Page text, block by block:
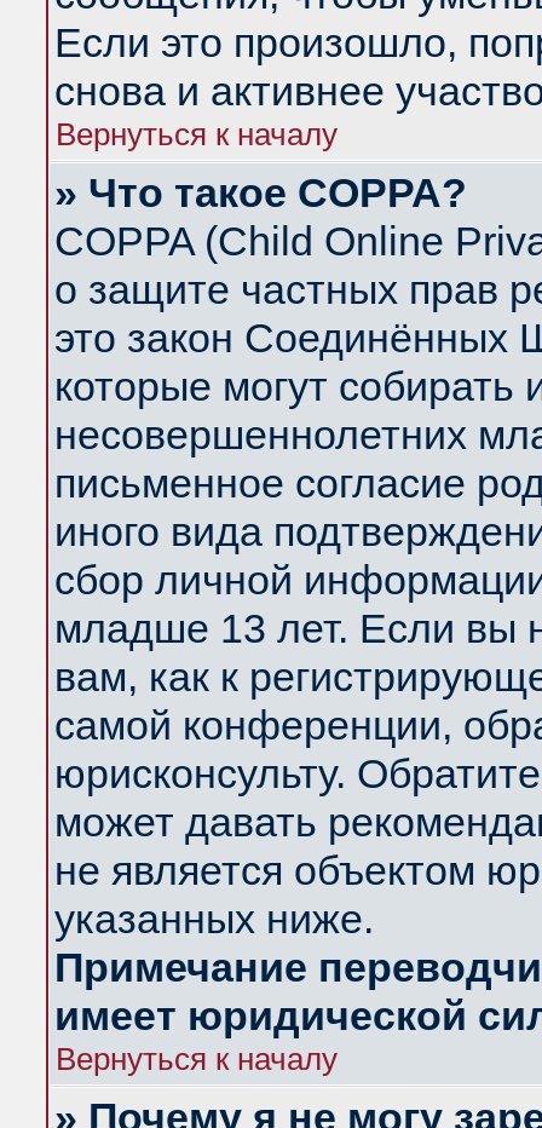
Если это произошло,
снова и активнее
Вернуться к началу
» Что такое COPPA?
COPPA (Child Online
о защите частных прав
это закон Соединённых
которые могут
несовершеннолетних
письменное согласие
иного вида
сбор личной
младше 13 лет. Если вы
вам, как к
самой конференции,
юрисконсульту.
может давать
не является объектом
указанных ниже.
Примечание
имеет юридической
Вернуться к началу
» Почему я не могу